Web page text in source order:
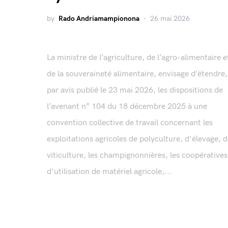
by Rado Andriamampionona 26 mai 2026
La ministre de l’agriculture, de l’agro-alimentaire
de la souveraineté alimentaire, envisage d’étendre,
par avis publié le 23 mai 2026, les dispositions de
l’avenant n° 104 du 18 décembre 2025 à une
convention collective de travail concernant les
exploitations agricoles de polyculture, d'élevage,
viticulture, les champignonnières, les coopératives
d'utilisation de matériel agricole,...